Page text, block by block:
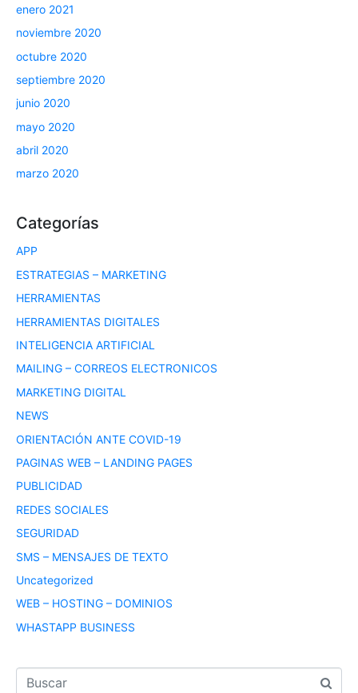
enero 2021
noviembre 2020
octubre 2020
septiembre 2020
junio 2020
mayo 2020
abril 2020
marzo 2020
Categorías
APP
ESTRATEGIAS – MARKETING
HERRAMIENTAS
HERRAMIENTAS DIGITALES
INTELIGENCIA ARTIFICIAL
MAILING – CORREOS ELECTRONICOS
MARKETING DIGITAL
NEWS
ORIENTACIÓN ANTE COVID-19
PAGINAS WEB – LANDING PAGES
PUBLICIDAD
REDES SOCIALES
SEGURIDAD
SMS – MENSAJES DE TEXTO
Uncategorized
WEB – HOSTING – DOMINIOS
WHASTAPP BUSINESS